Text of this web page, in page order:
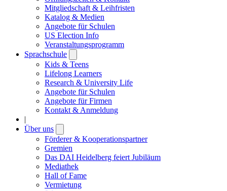
Mitgliedschaft & Leihfristen
Katalog & Medien
Angebote für Schulen
US Election Info
Veranstaltungsprogramm
Sprachschule
submenu
Kids & Teens
Lifelong Learners
Research & University Life
Angebote für Schulen
Angebote für Firmen
Kontakt & Anmeldung
|
Über uns
submenu
Förderer & Kooperationspartner
Gremien
Das DAI Heidelberg feiert Jubiläum
Mediathek
Hall of Fame
Vermietung